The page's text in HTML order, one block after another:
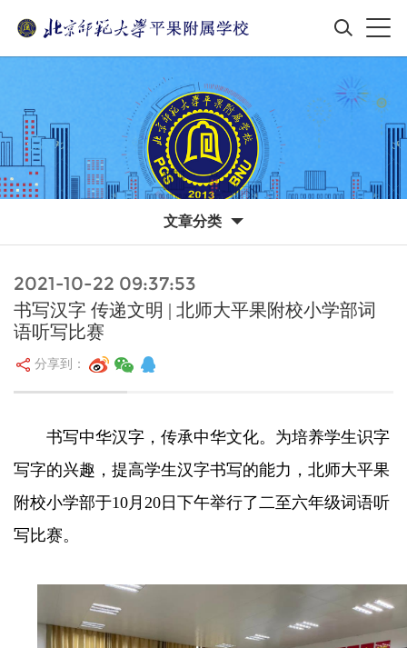
文章分类
2021-10-22 09:37:53
书写汉字 传递文明 | 北师大平果附校小学部词
语听写比赛
分享到：
书写中华汉字，传承中华文化。为培养学生识字
写字的兴趣，提高学生汉字书写的能力，北师大平果
附校小学部于10月20日下午举行了二至六年级词语听
写比赛。